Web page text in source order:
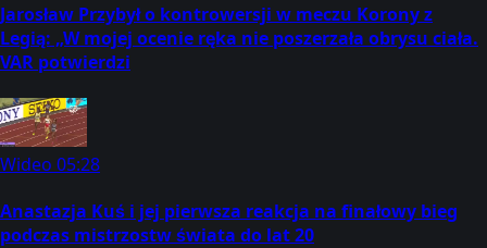
Jarosław Przybył o kontrowersji w meczu Korony z
Legią: „W mojej ocenie ręka nie poszerzała obrysu ciała.
VAR potwierdzi
Wideo 05:28
Anastazja Kuś i jej pierwsza reakcja na finałowy bieg
podczas mistrzostw świata do lat 20